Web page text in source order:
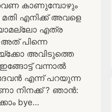
കാണുമ്പോഴും
മതി എനിക്ക് അവളെ
എത്ര
പിന്നെ
അവിടുത്തെ
ഇങ്ങോട്ട് വന്നാൽ
എന്ന് പറയുന്ന
നിനക്ക് ? ഞാൻ:
bye…